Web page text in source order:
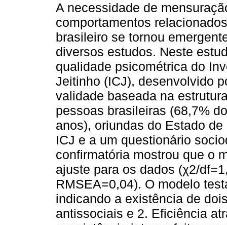
A necessidade de
comportamentos
brasileiro se tornou
diversos estudos. Neste
qualidade psicométrica do
Jeitinho (ICJ), desenvolvido
validade baseada na
pessoas brasileiras (68,7%
anos), oriundas do Estado
ICJ e a um questionário
confirmatória mostrou que o
ajuste para os dados (χ2/
RMSEA=0,04). O modelo
indicando a existência de
antissociais e 2. Eficiência